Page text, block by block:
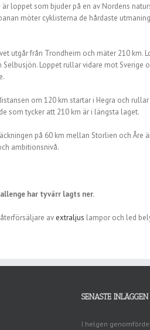
är loppet som bjuder på en av Nordens
möter cyklisterna de hårdaste
utgår från Trondheim och mäter 210 km.
Selbusjön. Loppet rullar vidare mot
om 120 km startar i Hegra och
som tycker att 210 km är i längsta laget.
på 60 km mellan Storlien och
ambitionsnivå.
har tyvärr lagts ner.
av extraljus lampor och led
SENASTE INLÄGGEN
I helgen